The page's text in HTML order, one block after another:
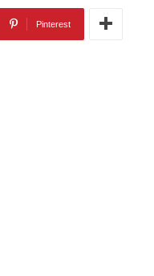
Pinterest